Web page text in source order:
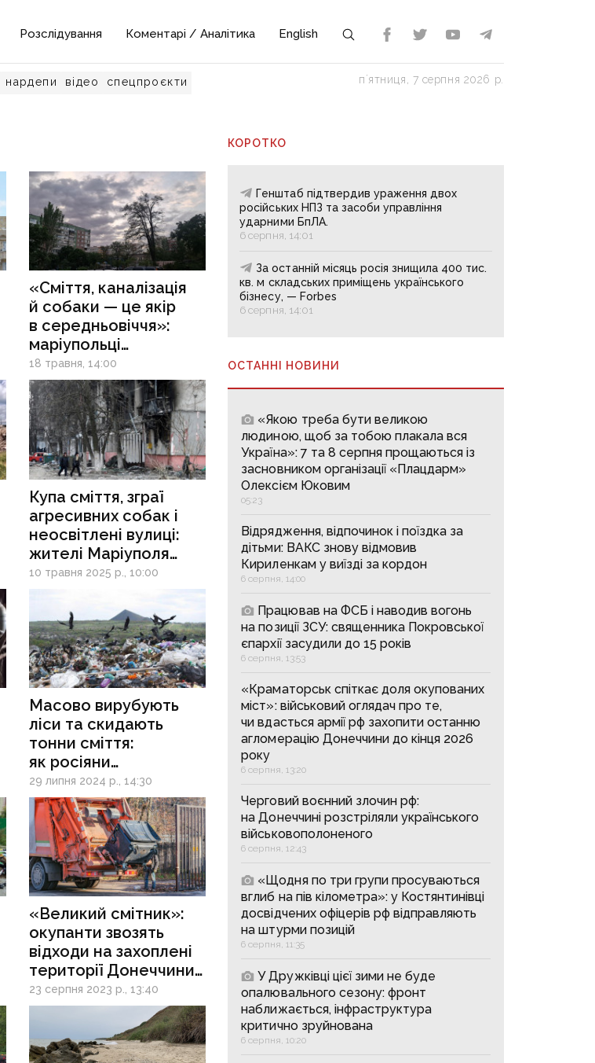
Розслідування Коментарі / Аналітика English
нардепи відео спецпроєкти пʼятниця, 7 серпня 2026 р.
«Сміття, каналізація
й собаки — це якір
в середньовіччя»:
маріупольці
жаліються
на проблеми у місті
18 травня, 14:00
Купа сміття, зграї
агресивних собак і
неосвітлені вулиці:
жителі Маріуполя
скаржаться
на безлад у місті
10 травня 2025 р., 10:00
Масово вирубують
ліси та скидають
тонни сміття:
як росіяни
на окупованих
територіях знищують
екологію
29 липня 2024 р., 14:30
«Великий смітник»:
окупанти звозять
відходи на захоплені
території Донеччини
та влаштовують
екологічну
катастрофу
23 серпня 2023 р., 13:40
КОРОТКО
Генштаб підтвердив ураження двох
російських НПЗ та засоби управління
ударними БпЛА.
6 серпня, 14:01
За останній місяць росія знищила 400 тис.
кв. м складських приміщень українського
бізнесу, — Forbes
6 серпня, 14:01
ОСТАННІ НОВИНИ
«Якою треба бути великою
людиною, щоб за тобою плакала вся
Україна»: 7 та 8 серпня прощаються із
засновником організації «Плацдарм»
Олексієм Юковим
05:23
Відрядження, відпочинок і поїздка за
дітьми: ВАКС знову відмовив
Кириленкам у виїзді за кордон
6 серпня, 14:00
Працював на ФСБ і наводив вогонь
на позиції ЗСУ: священника Покровської
єпархії засудили до 15 років
6 серпня, 13:53
«Краматорськ спіткає доля окупованих
міст»: військовий оглядач про те,
чи вдасться армії рф захопити останню
агломерацію Донеччини до кінця 2026
року
6 серпня, 13:20
Черговий воєнний злочин рф:
на Донеччині розстріляли українського
військовополоненого
6 серпня, 12:43
«Щодня по три групи просуваються
вглиб на пів кілометра»: у Костянтинівці
досвідчених офіцерів рф відправляють
на штурми позицій
6 серпня, 11:35
У Дружківці цієї зими не буде
опалювального сезону: фронт
наближається, інфраструктура
критично зруйнована
6 серпня, 10:20